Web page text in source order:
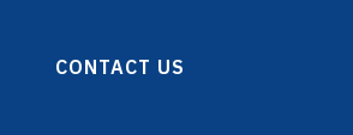
CONTACT US